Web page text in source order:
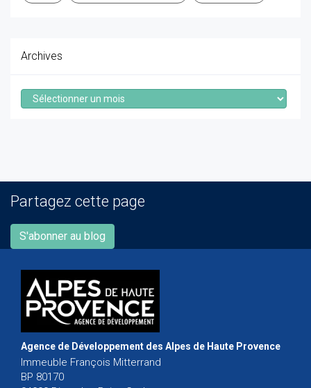
Archives
Archives
Partagez cette page
S'abonner au blog
Agence de Développement des Alpes de Haute Provence
Immeuble François Mitterrand
BP 80170